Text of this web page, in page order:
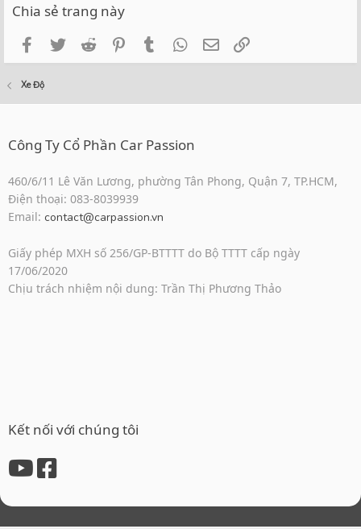
Chia sẻ trang này
FacebookTwitterReddit PinterestTumblrWhatsApp
Email
Xe Độ
Công Ty Cổ Phần Car Passion
460/6/11 Lê Văn Lương, phường Tân Phong, Quận 7, TP.HCM,
Điện thoại: 083-8039939
Email: contact@carpassion.vn
Giấy phép MXH số 256/GP-BTTTT do Bộ TTTT cấp ngày
17/06/2020
Chịu trách nhiệm nội dung: Trần Thị Phương Thảo
Kết nối với chúng tôi